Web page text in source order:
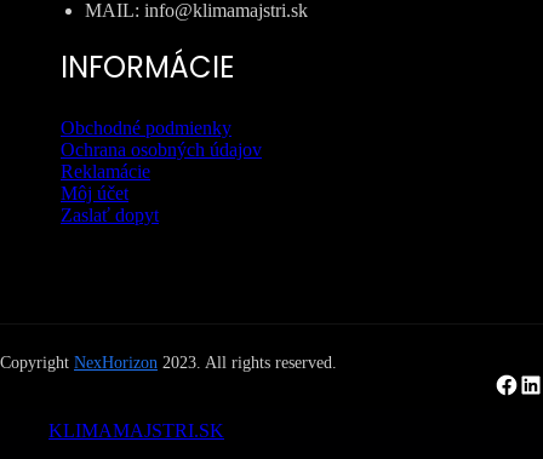
MAIL: info@klimamajstri.sk
INFORMÁCIE
Obchodné podmienky
Ochrana osobných údajov
Reklamácie
Môj účet
Zaslať dopyt
Copyright NexHorizon 2023. All rights reserved.
Facebook LinkedIn
KLIMAMAJSTRI.SK